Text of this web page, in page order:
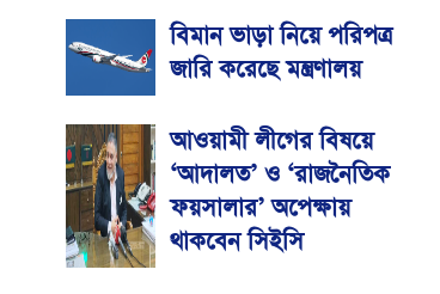
বিমান ভাড়া নিয়ে পরিপত্র
জারি করেছে মন্ত্রণালয়
আওয়ামী লীগের বিষয়ে
‘আদালত’ ও ‘রাজনৈতিক
ফয়সালার’ অপেক্ষায়
থাকবেন সিইসি